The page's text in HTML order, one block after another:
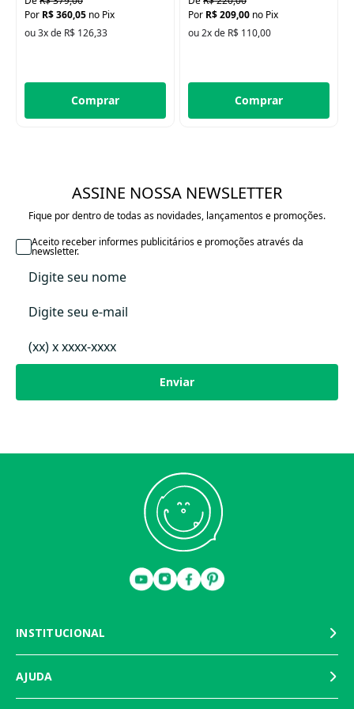
R$ 360,05 no Pix
ou 3x de R$ 126,33
Comprar
R$ 209,00 no Pix
ou 2x de R$ 110,00
Comprar
ASSINE NOSSA NEWSLETTER
Fique por dentro de todas as novidades, lançamentos e promoções.
Enviar
Aceito receber informes publicitários e promoções através da
newsletter.
INSTITUCIONAL
AJUDA